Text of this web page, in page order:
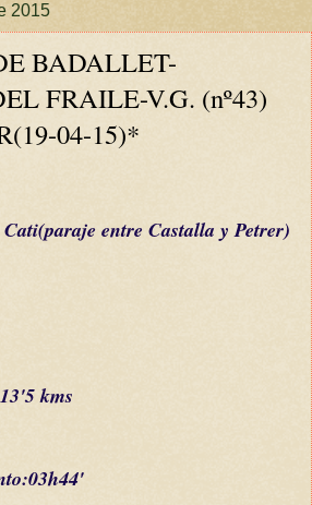
2015
BADALLET-
FRAILE-V.G. (nº43)
04-15)*
paraje entre Castalla y Petrer)
5kms